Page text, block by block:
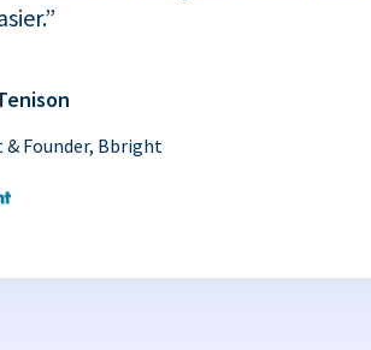
& Founder, Bbright